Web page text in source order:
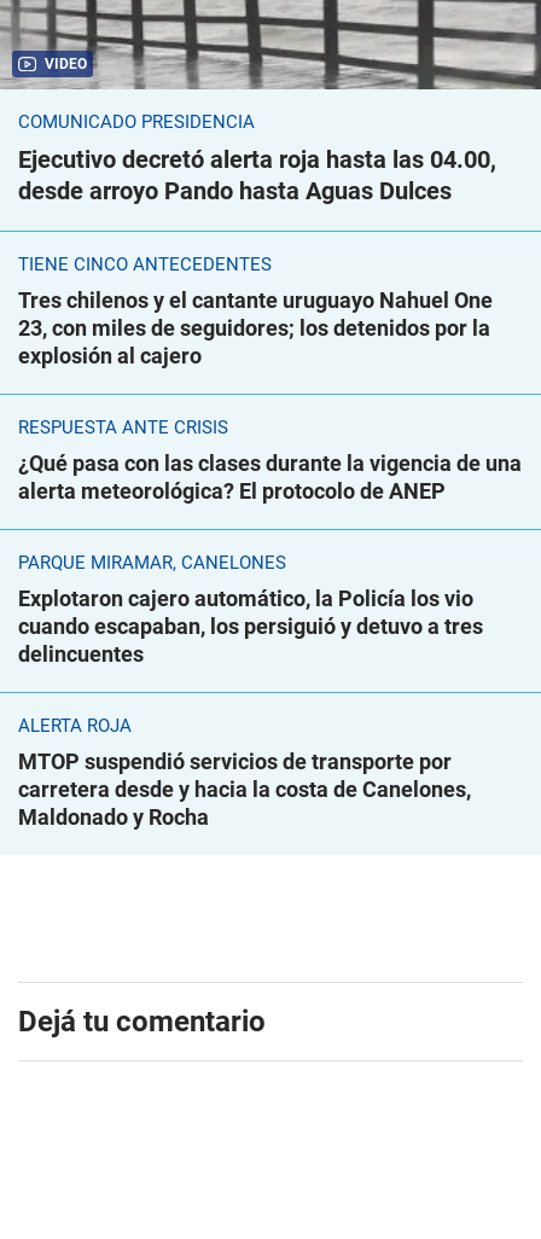
VIDEO
COMUNICADO PRESIDENCIA
Ejecutivo decretó alerta roja hasta las 04.00,
desde arroyo Pando hasta Aguas Dulces
TIENE CINCO ANTECEDENTES
Tres chilenos y el cantante uruguayo Nahuel One
23, con miles de seguidores; los detenidos por la
explosión al cajero
RESPUESTA ANTE CRISIS
¿Qué pasa con las clases durante la vigencia de una
alerta meteorológica? El protocolo de ANEP
PARQUE MIRAMAR, CANELONES
Explotaron cajero automático, la Policía los vio
cuando escapaban, los persiguió y detuvo a tres
delincuentes
ALERTA ROJA
MTOP suspendió servicios de transporte por
carretera desde y hacia la costa de Canelones,
Maldonado y Rocha
Dejá tu comentario